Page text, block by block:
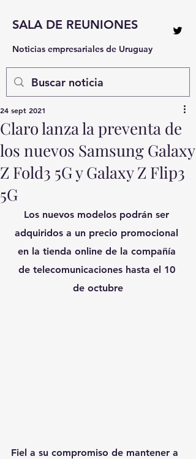
SALA DE REUNIONES
Noticias empresariales de Uruguay
Claro lanza la preventa de
los nuevos Samsung Galaxy
Z Fold3 5G y Galaxy Z Flip3
5G
24 sept 2021
Los nuevos modelos podrán ser
adquiridos a un precio promocional
en la tienda online de la compañía
de telecomunicaciones hasta el 10
de octubre
Fiel a su compromiso de mantener a